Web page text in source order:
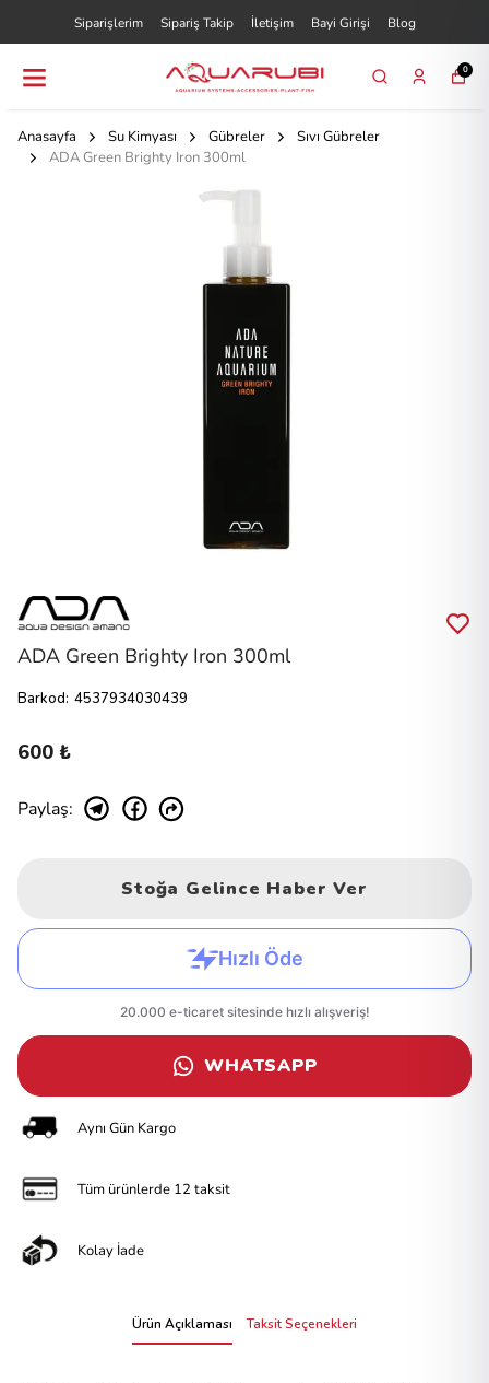
Siparişlerim Sipariş Takip İletişim Bayi Girişi Blog
0
Anasayfa Su Kimyası Gübreler
Sıvı Gübreler
ADA Green Brighty Iron 300ml
ADA Green Brighty Iron 300ml
Barkod: 4537934030439
600 ₺
Paylaş:
Stoğa Gelince Haber Ver
WHATSAPP
Aynı Gün Kargo
Tüm ürünlerde 12 taksit
Kolay İade
Ürün Açıklaması Taksit Seçenekleri